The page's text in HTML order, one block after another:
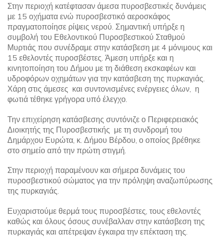
Στην περιοχή κατέφτασαν άμεσα πυροσβεστικές δυνάμεις
με 15 οχήματα ενώ πυροσβεστικό αεροσκάφος
πραγματοποίησε ρίψεις νερού. Σημαντική υπήρξε η
συμβολή του Εθελοντικού Πυροσβεστικού Σταθμού
Μυρτιάς που συνέδραμε στην κατάσβεση με 4 μόνιμους και
15 εθελοντές πυροσβέστες. Άμεση υπήρξε και η
κινητοποίηση του Δήμου με τη διάθεση εκσκαφέων και
υδροφόρων οχημάτων για την κατάσβεση της πυρκαγιάς.
Χάρη στις άμεσες και συντονισμένες ενέργειες όλων, η
φωτιά τέθηκε γρήγορα υπό έλεγχο.
Την επιχείρηση κατάσβεσης συντόνιζε ο Περιφερειακός
Διοικητής της Πυροσβεστικής με τη συνδρομή του
Δημάρχου Ευρώτα, κ. Δήμου Βέρδου, ο οποίος βρέθηκε
στο σημείο από την πρώτη στιγμή.
Στην περιοχή παραμένουν και σήμερα δυνάμεις του
πυροσβεστικού σώματος για την πρόληψη αναζωπύρωσης
της πυρκαγιάς.
Ευχαριστούμε θερμά τους πυροσβέστες, τους εθελοντές
καθώς και όλους όσους συνέβαλλαν στην κατάσβεση της
πυρκαγιάς και απέτρεψαν έγκαιρα την επέκταση της.